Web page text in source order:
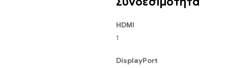
HDMI
1
DisplayPort